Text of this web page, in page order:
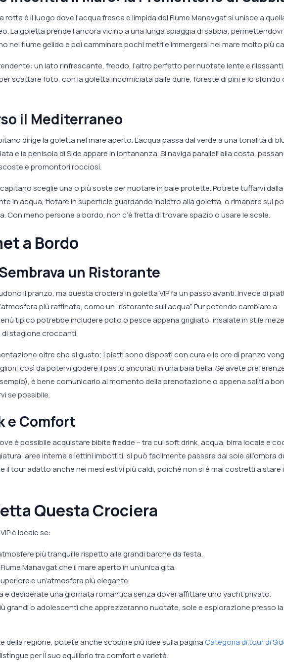
rotta è il luogo dove l'acqua fresca e limpida del Fiume Manavgat si unisce a
La goletta prende l’ancora vicino a una lunga spiaggia di sabbia, permettendovi
nel fiume gelido e poi camminare pochi metri e immergersi nel mare molto più
un lato rinfrescante, freddo, l’altro perfetto per nuotate lente e rilassanti.
scattare foto, con la goletta incorniciata dalle dune, foreste di pini e lo sfondo
il Mediterraneo
dirige la goletta nel mare aperto. L’acqua passa dal verde a una tonalità di
e la penisola di Side appare in lontananza. Si naviga paralleli alla costa,
e promontori rocciosi.
sceglie una o più soste per nuotare in baie protette. Potrete tuffarvi dalla
in acqua, flotare in superficie guardando indietro alla goletta, o rimanere sul
Con meno persone a bordo, non c’è fretta di trovare spazio o usare le scale.
a Bordo
un Ristorante
il pranzo, ma questa crociera in goletta VIP fa un passo avanti. Invece di
più raffinata, come un “ristorante sull’acqua”. Pur potendo cambiare a
tipico potrebbe includere pollo o pesce appena grigliato, insalate in stile meze
stagione croccanti.
oltre che al gusto; i piatti sono disposti con cura e le ore di pranzo
così da potervi godere il pasto ancorati in una baia bella. Se avete
è bene comunicarlo al momento della prenotazione o appena saliti a
se possibile.
e Comfort
è possibile acquistare bibite fredde – tra cui soft drink, acqua, birra locale e
aree interne e lettini imbottiti, si può facilmente passare dal sole all’ombra
il tour adatto anche nei mesi estivi più caldi, poiché non si è mai costretti a stare
Questa Crociera
è ideale se:
più tranquille rispetto alle grandi barche da festa.
Manavgat che il mare aperto in un’unica gita.
e un’atmosfera più elegante.
e desiderate una giornata romantica senza dover affittare uno yacht privato.
grandi o adolescenti che apprezzeranno nuotate, sole e esplorazione presso
della regione, potete anche scoprire più idee sulla paginaCategoria di tour di
per il suo equilibrio tra comfort e varietà.